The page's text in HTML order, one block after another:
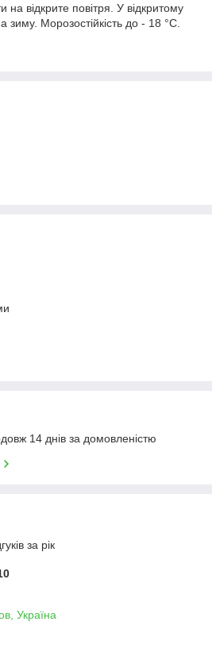
відкрите повітря. У відкритому
зиму. Морозостійкість до - 18 °C.
14 днів за домовленістю
за рік
Україна